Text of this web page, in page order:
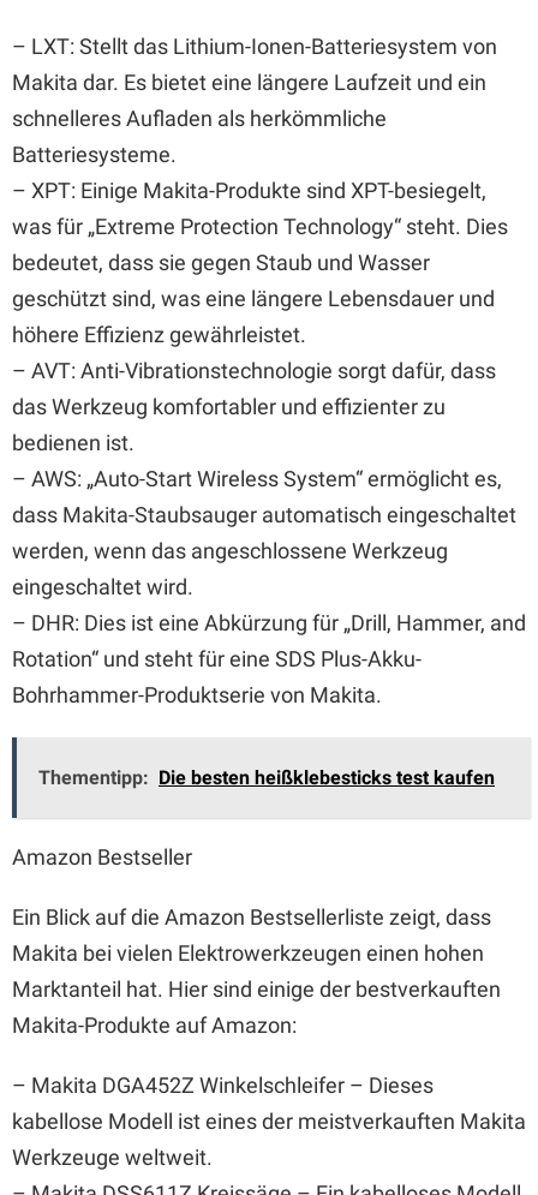
– LXT: Stellt das Lithium-Ionen-Batteriesystem von
Makita dar. Es bietet eine längere Laufzeit und ein
schnelleres Aufladen als herkömmliche
Batteriesysteme.
– XPT: Einige Makita-Produkte sind XPT-besiegelt,
was für „Extreme Protection Technology“ steht. Dies
bedeutet, dass sie gegen Staub und Wasser
geschützt sind, was eine längere Lebensdauer und
höhere Effizienz gewährleistet.
– AVT: Anti-Vibrationstechnologie sorgt dafür, dass
das Werkzeug komfortabler und effizienter zu
bedienen ist.
– AWS: „Auto-Start Wireless System“ ermöglicht es,
dass Makita-Staubsauger automatisch eingeschaltet
werden, wenn das angeschlossene Werkzeug
eingeschaltet wird.
– DHR: Dies ist eine Abkürzung für „Drill, Hammer, and
Rotation“ und steht für eine SDS Plus-Akku-
Bohrhammer-Produktserie von Makita.
Thementipp: Die besten heißklebesticks test kaufen
Amazon Bestseller
Ein Blick auf die Amazon Bestsellerliste zeigt, dass
Makita bei vielen Elektrowerkzeugen einen hohen
Marktanteil hat. Hier sind einige der bestverkauften
Makita-Produkte auf Amazon:
– Makita DGA452Z Winkelschleifer – Dieses
kabellose Modell ist eines der meistverkauften Makita
Werkzeuge weltweit.